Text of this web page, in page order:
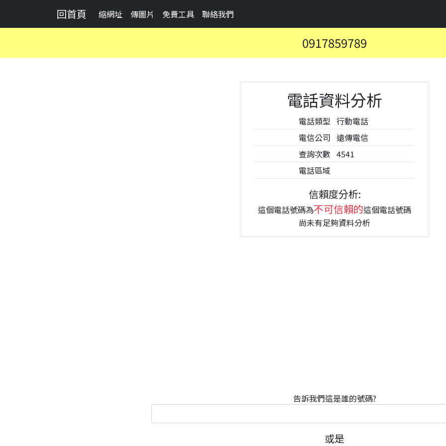
回首頁 縮網址 傳圖片 免費工具 聯絡我們
0917859789
電話資料分析
電話類型 行動電話
電信公司 遠傳電信
查詢次數 4541
電話區域
信賴度分析:
這個電話號碼為不可信賴的這個電話號碼
尚未有足夠資料分析
告訴我們這是誰的號碼?
或是